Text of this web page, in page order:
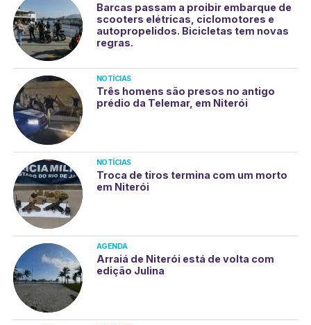
Barcas passam a proibir embarque de
scooters elétricas, ciclomotores e
autopropelidos. Bicicletas tem novas
regras.
NOTÍCIAS
Três homens são presos no antigo
prédio da Telemar, em Niterói
NOTÍCIAS
Troca de tiros termina com um morto
em Niterói
AGENDA
Arraiá de Niterói está de volta com
edição Julina